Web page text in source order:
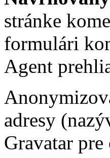
stránke
formulári
Agent
adresy
Gravatar